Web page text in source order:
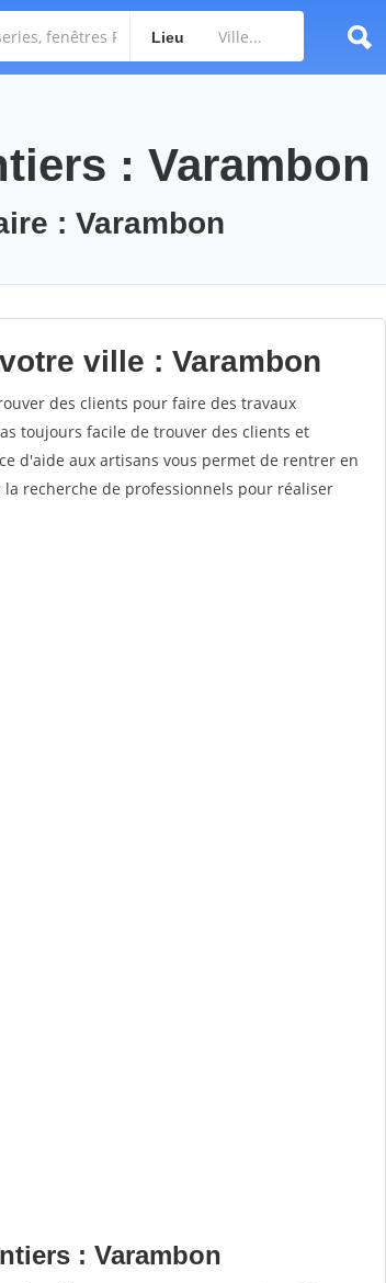
Lieu
: Varambon
: Varambon
ville : Varambon
des clients pour faire des travaux
toujours facile de trouver des clients et
d'aide aux artisans vous permet de rentrer en
recherche de professionnels pour réaliser
: Varambon